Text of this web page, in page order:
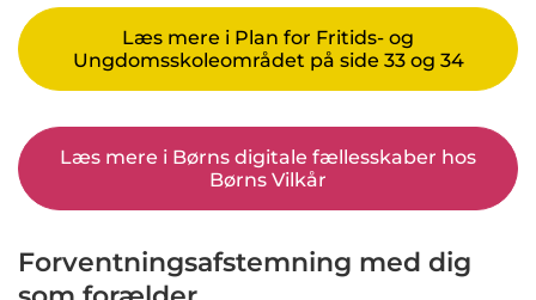
Læs mere i Plan for Fritids- og
Ungdomsskoleområdet på side 33 og 34
Læs mere i Børns digitale fællesskaber hos
Børns Vilkår
Forventningsafstemning med dig